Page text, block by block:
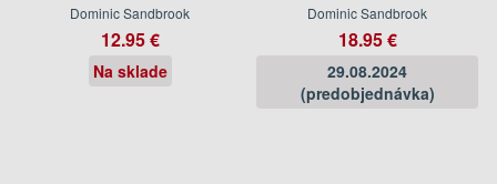
Dominic Sandbrook
12.95 €
Na sklade
Dominic Sandbrook
18.95 €
29.08.2024
(predobjednávka)